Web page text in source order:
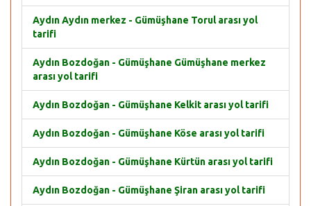
Aydın Aydın merkez - Gümüşhane Torul arası yol
tarifi
Aydın Bozdoğan - Gümüşhane Gümüşhane merkez
arası yol tarifi
Aydın Bozdoğan - Gümüşhane Kelkit arası yol tarifi
Aydın Bozdoğan - Gümüşhane Köse arası yol tarifi
Aydın Bozdoğan - Gümüşhane Kürtün arası yol tarifi
Aydın Bozdoğan - Gümüşhane Şiran arası yol tarifi